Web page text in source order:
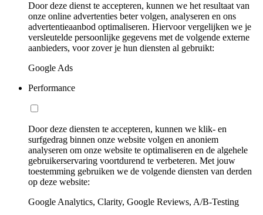
Door deze dienst te accepteren, kunnen we het resultaat van
onze online advertenties beter volgen, analyseren en ons
advertentieaanbod optimaliseren. Hiervoor vergelijken we je
versleutelde persoonlijke gegevens met de volgende externe
aanbieders, voor zover je hun diensten al gebruikt:
Google Ads
Performance
Door deze diensten te accepteren, kunnen we klik- en
surfgedrag binnen onze website volgen en anoniem
analyseren om onze website te optimaliseren en de algehele
gebruikerservaring voortdurend te verbeteren. Met jouw
toestemming gebruiken we de volgende diensten van derden
op deze website:
Google Analytics, Clarity, Google Reviews, A/B-Testing